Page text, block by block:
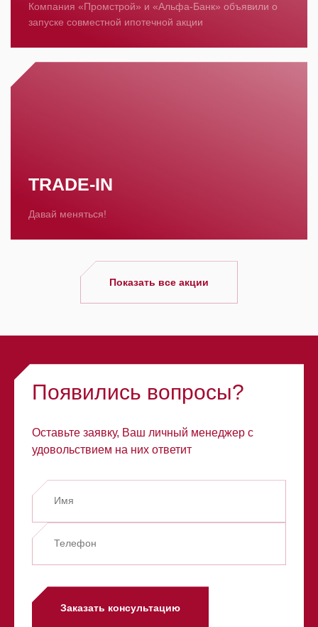
Компания «Промстрой» и «Альфа‑Банк» объявили о
запуске совместной ипотечной акции
TRADE-IN
Давай меняться!
Показать все акции
Появились вопросы?
Оставьте заявку, Ваш личный менеджер с
удовольствием на них ответит
Заказать консультацию